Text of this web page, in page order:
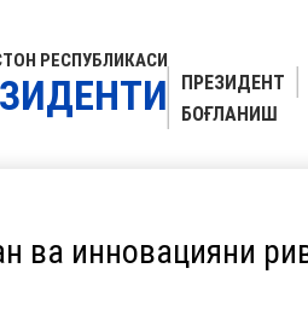
РЕСПУБЛИКАСИ
ПРЕЗИДЕНТ
БОҒЛАНИШ
ва инновацияни